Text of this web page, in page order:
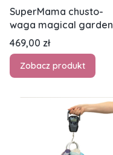
SuperMama chusto-
waga magical garden
2w1 - chusta kółkowa i
waga niemowlęca
Cena
469,00 zł
Zobacz produkt